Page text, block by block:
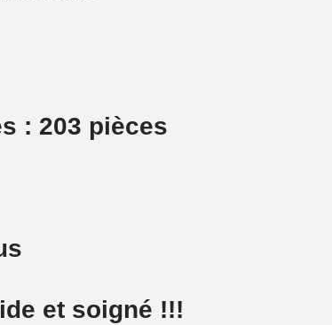
: 203 pièces
et soigné !!!